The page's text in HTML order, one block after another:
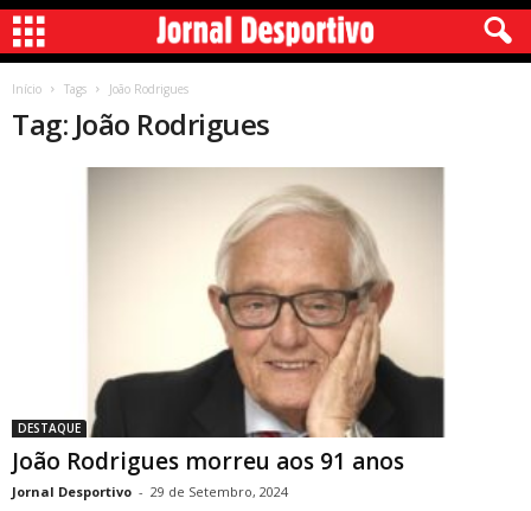
Início Tags João Rodrigues
Tag: João Rodrigues
DESTAQUE
João Rodrigues morreu aos 91 anos
Jornal Desportivo - 29 de Setembro, 2024